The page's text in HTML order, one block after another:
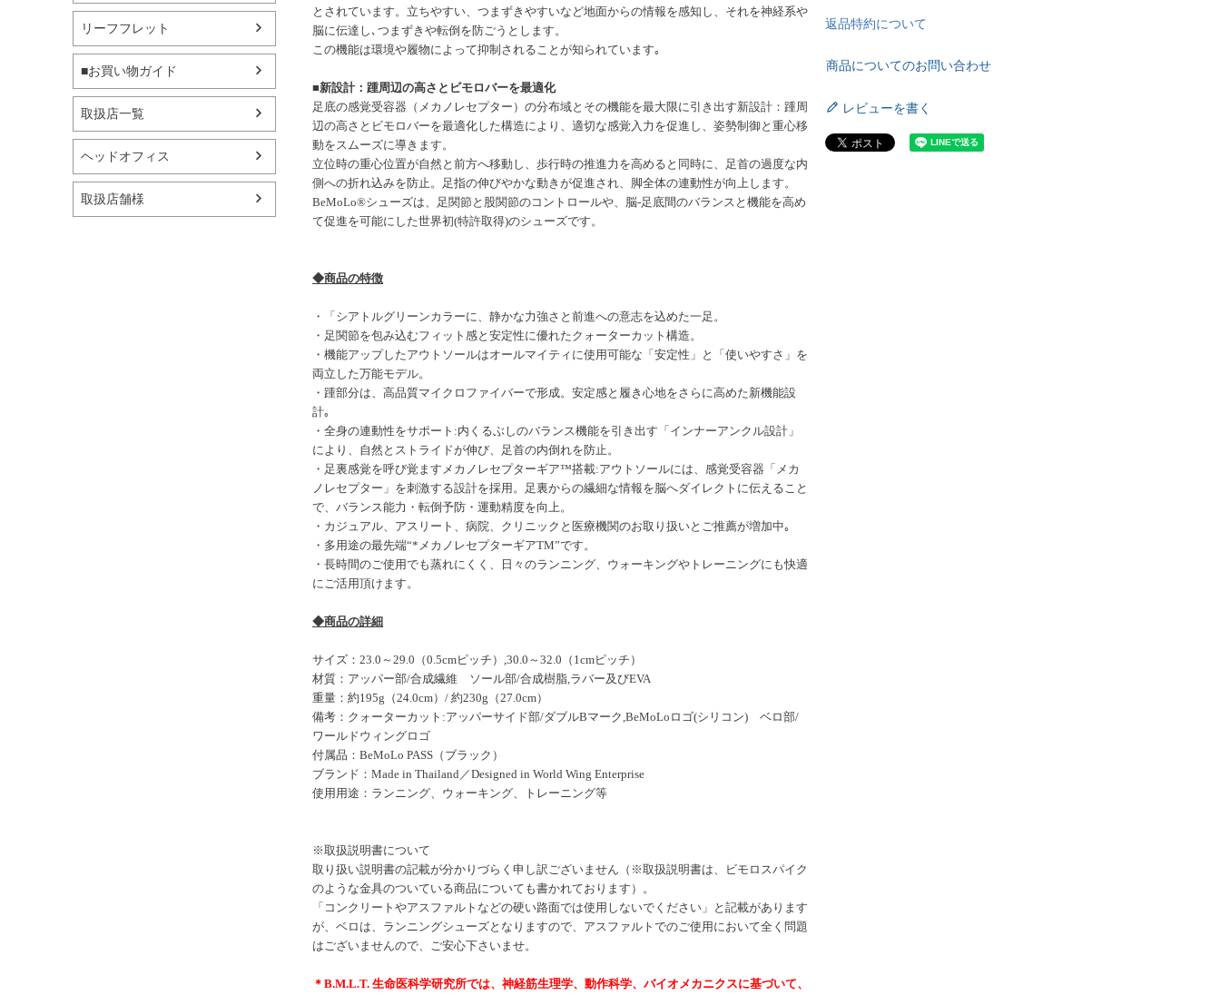
リーフフレット
■お買い物ガイド
取扱店一覧
ヘッドオフィス
取扱店舗様
とされています。立ちやすい、つまずきやすいなど地面からの情報を感知し、それを神経系や
脳に伝達し､つまずきや転倒を防ごうとします。
この機能は環境や履物によって抑制されることが知られています｡
■新設計：踵周辺の高さとビモロバーを最適化
足底の感覚受容器（メカノレセプター）の分布域とその機能を最大限に引き出す新設計：踵周
辺の高さとビモロバーを最適化した構造により、適切な感覚入力を促進し、姿勢制御と重心移
動をスムーズに導きます。
立位時の重心位置が自然と前方へ移動し、歩行時の推進力を高めると同時に、足首の過度な内
側への折れ込みを防止。足指の伸びやかな動きが促進され、脚全体の連動性が向上します。
BeMoLo®シューズは、足関節と股関節のコントロールや、脳-足底間のバランスと機能を高め
て促進を可能にした世界初(特許取得)のシューズです。
◆商品の特徴
・「シアトルグリーンカラーに、静かな力強さと前進への意志を込めた一足。
・足関節を包み込むフィット感と安定性に優れたクォーターカット構造。
・機能アップしたアウトソールはオールマイティに使用可能な「安定性」と「使いやすさ」を
両立した万能モデル。
・踵部分は、高品質マイクロファイバーで形成。安定感と履き心地をさらに高めた新機能設
計｡
・全身の連動性をサポート:内くるぶしのバランス機能を引き出す「インナーアンクル設計」
により、自然とストライドが伸び、足首の内倒れを防止。
・足裏感覚を呼び覚ますメカノレセプターギア™搭載:アウトソールには、感覚受容器「メカ
ノレセプター」を刺激する設計を採用。足裏からの繊細な情報を脳へダイレクトに伝えること
で、バランス能力・転倒予防・運動精度を向上。
・カジュアル、アスリート、病院、クリニックと医療機関のお取り扱いとご推薦が増加中｡
・多用途の最先端“*メカノレセプターギアTM”です。
・長時間のご使用でも蒸れにくく、日々のランニング、ウォーキングやトレーニングにも快適
にご活用頂けます。
◆商品の詳細
サイズ：23.0～29.0（0.5cmピッチ）,30.0～32.0（1cmピッチ）
材質：アッパー部/合成繊維 ソール部/合成樹脂,ラバー及びEVA
重量：約195g（24.0cm）/ 約230g（27.0cm）
備考：クォーターカット:アッパーサイド部/ダブルBマーク,BeMoLoロゴ(シリコン) ベロ部/
ワールドウィングロゴ
付属品：BeMoLo PASS（ブラック）
ブランド：Made in Thailand／Designed in World Wing Enterprise
使用用途：ランニング、ウォーキング、トレーニング等
※取扱説明書について
取り扱い説明書の記載が分かりづらく申し訳ございません（※取扱説明書は、ビモロスパイク
のような金具のついている商品についても書かれております）。
「コンクリートやアスファルトなどの硬い路面では使用しないでください」と記載があります
が、ベロは、ランニングシューズとなりますので、アスファルトでのご使用において全く問題
はございませんので、ご安心下さいませ。
＊B.M.L.T. 生命医科学研究所では、神経筋生理学、動作科学、バイオメカニクスに基づいて、
返品特約について
商品についてのお問い合わせ
レビューを書く